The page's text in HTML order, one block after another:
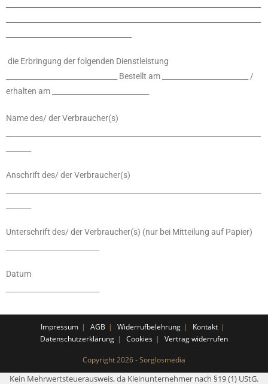
die Erbringung der folgenden Dienstleistung
_______________________________ Bestellt am ________________________ /
erhalten am ___________________________
Name des/ der Verbraucher(s)
Anschrift des/ der Verbraucher(s)
Unterschrift des/ der Verbraucher(s) (nur bei Mitteilung auf Papier)
Datum
Impressum AGB Widerrufbelehrung
Kontakt
Datenschutzerklärung
Cookies Vertrag widerrufen
Copyright 2026 - Sorglosmedia
Kein Mehrwertsteuerausweis, da Kleinunternehmer nach §19 (1) UStG.